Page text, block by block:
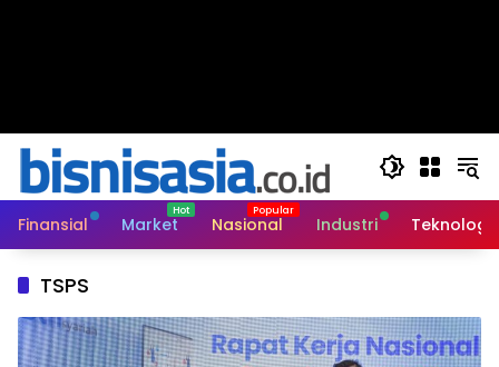
Finansial Market Nasional Industri Teknologi
TSPS